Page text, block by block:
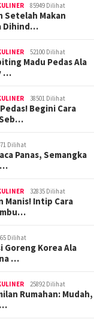
85949 Dilihat
Setelah Makan
Dihind…
52100 Dilihat
Madu Pedas Ala
…
38501 Dilihat
Begini Cara
Dilihat
Panas, Semangka
32835 Dilihat
Manis! Intip Cara
Dilihat
Goreng Korea Ala
…
25892 Dilihat
Rumahan: Mudah,